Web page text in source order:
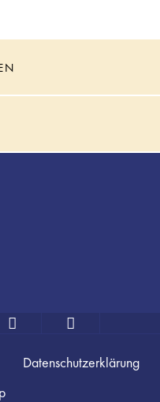
Datenschutzerklärung